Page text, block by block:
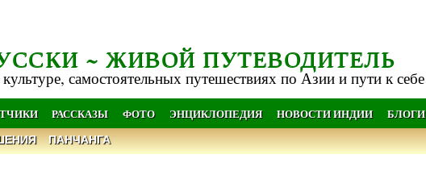
~ ЖИВОЙ ПУТЕВОДИТЕЛЬ
самостоятельных путешествиях по Азии и пути к себе
РАССКАЗЫ ФОТО ЭНЦИКЛОПЕДИЯ НОВОСТИ ИНДИИ БЛОГИ
ПАНЧАНГА